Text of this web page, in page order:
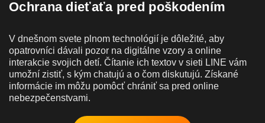
Ochrana dieťaťa pred poškodením
V dnešnom svete plnom technológií je dôležité, aby
opatrovníci dávali pozor na digitálne vzory a online
interakcie svojich detí. Čítanie ich textov v sieti LINE vám
umožní zistiť, s kým chatujú a o čom diskutujú. Získané
informácie im môžu pomôcť chrániť sa pred online
nebezpečenstvami.